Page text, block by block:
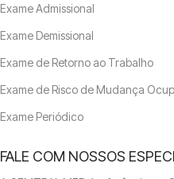
Exame Admissional
Exame Demissional
Exame de Retorno ao Trabalho
Exame de Risco de Mudança
Exame Periódico
FALE COM NOSSOS